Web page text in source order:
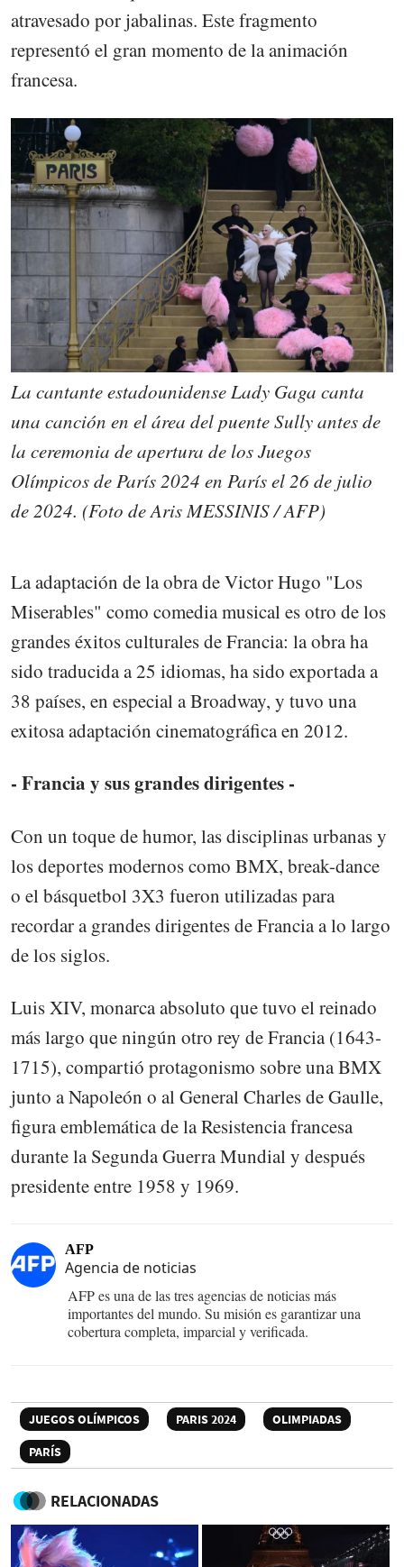
atravesado por jabalinas. Este fragmento
representó el gran momento de la animación
francesa.
La cantante estadounidense Lady Gaga canta
una canción en el área del puente Sully antes de
la ceremonia de apertura de los Juegos
Olímpicos de París 2024 en París el 26 de julio
de 2024. (Foto de Aris MESSINIS / AFP)
La adaptación de la obra de Victor Hugo "Los
Miserables" como comedia musical es otro de los
grandes éxitos culturales de Francia: la obra ha
sido traducida a 25 idiomas, ha sido exportada a
38 países, en especial a Broadway, y tuvo una
exitosa adaptación cinematográfica en 2012.
- Francia y sus grandes dirigentes -
Con un toque de humor, las disciplinas urbanas y
los deportes modernos como BMX, break-dance
o el básquetbol 3X3 fueron utilizadas para
recordar a grandes dirigentes de Francia a lo largo
de los siglos.
Luis XIV, monarca absoluto que tuvo el reinado
más largo que ningún otro rey de Francia (1643-
1715), compartió protagonismo sobre una BMX
junto a Napoleón o al General Charles de Gaulle,
figura emblemática de la Resistencia francesa
durante la Segunda Guerra Mundial y después
presidente entre 1958 y 1969.
AFP
Agencia de noticias
AFP es una de las tres agencias de noticias más
importantes del mundo. Su misión es garantizar una
cobertura completa, imparcial y verificada.
JUEGOS OLÍMPICOS PARIS 2024
OLIMPIADAS
PARÍS
RELACIONADAS